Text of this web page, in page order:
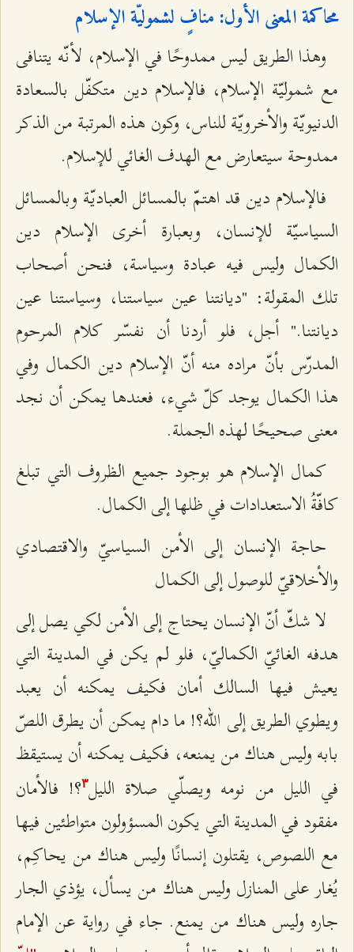
محاكمة المعنى الأول: منافٍ لشموليّة الإسلام
وهذا الطريق ليس ممدوحًا في الإسلام، لأنّه يتنافى
مع شموليّة الإسلام، فالإسلام دين متكفّل بالسعادة
الدنيويّة والأخرويّة للناس، وكون هذه المرتبة من الذكر
ممدوحة سيتعارض مع الهدف الغائي للإسلام.
فالإسلام دين قد اهتمّ بالمسائل العباديّة وبالمسائل
السیاسيّة للإنسان، وبعبارة أخرى الإسلام دين
الكمال وليس فيه عبادة وسياسة، فنحن أصحاب
تلك المقولة: "ديانتنا عين سياستنا، وسياستنا عين
ديانتنا." أجل، فلو أردنا أن نفسّر كلام المرحوم
المدرّس بأنّ مراده منه أنّ الإسلام دين الكمال وفي
هذا الكمال يوجد كلّ شيء، فعندها يمكن أن نجد
معنى صحيحًا لهذه الجملة.
كمال الإسلام هو بوجود جميع الظروف التي تبلغ
كافّةُ الاستعدادات في ظلها إلى الكمال.
حاجة الإنسان إلى الأمن السياسيّ والاقتصادي
والأخلاقيّ للوصول إلى الكمال
لا شكّ أنّ الإنسان يحتاج إلى الأمن لكي يصل إلى
هدفه الغائيّ الكماليّ، فلو لم يكن في المدينة التي
يعيش فيها السالك أمان فكيف يمكنه أن يعبد
ويطوي الطريق إلى الله؟! ما دام يمكن أن يطرق اللصّ
بابه وليس هناك من يمنعه، فكيف يمكنه أن يستيقظ
في الليل من نومه ويصلّي صلاة الليل٣؟! فالأمان
مفقود في المدينة التي يكون المسؤولون متواطئین فيها
مع اللصوص، يقتلون إنسانًا وليس هناك من يحاكِم،
يُغار على المنازل وليس هناك من يسأل، يؤذي الجار
جاره وليس هناك من يمنع. جاء في رواية عن الإمام